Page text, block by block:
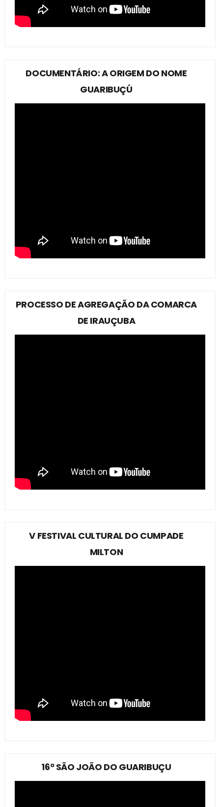
DOCUMENTÁRIO: A ORIGEM DO NOME
GUARIBUÇÚ
PROCESSO DE AGREGAÇÃO DA COMARCA
DE IRAUÇUBA
V FESTIVAL CULTURAL DO CUMPADE
MILTON
16º SÃO JOÃO DO GUARIBUÇU